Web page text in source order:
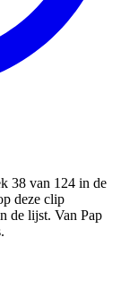
38 van 124 in de
deze clip
de lijst. Van Pap